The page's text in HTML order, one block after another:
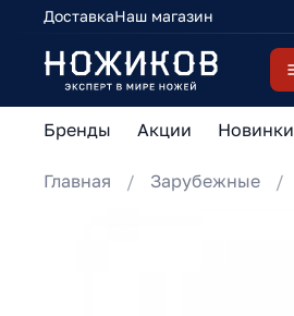
ДоставкаНаш магазин
Бренды Акции Новинки
Главная Зарубежные